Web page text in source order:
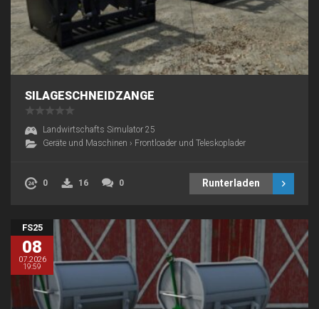
SILAGESCHNEIDZANGE
Landwirtschafts Simulator 25
Geräte und Maschinen › Frontloader und Teleskoplader
0 16 0 Runterladen
FS25
08
07.2026
19:59